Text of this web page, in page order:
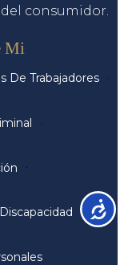
consumidor.
Mi
De Trabajadores